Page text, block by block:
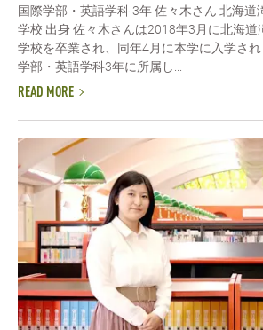
国際学部・英語学科 3年 佐々木さん 北海道
学校 出身 佐々木さんは2018年3月に北海道
学校を卒業され、同年4月に本学に入学さ
学部・英語学科3年に所属し...
READ MORE